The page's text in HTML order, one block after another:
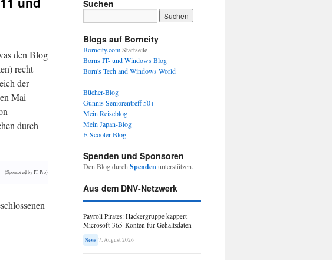
den Blog
recht
der
Mai
durch
(Sponsored by IT Pro)
Suchen
Blogs auf Borncity
Borncity.comStartseite
Borns IT- und Windows Blog
Born's Tech and Windows World
Bücher-Blog
Günnis Seniorentreff 50+
Mein Reiseblog
Mein Japan-Blog
E-Scooter-Blog
Spenden und Sponsoren
Den Blog durch Spendenunterstützen.
Aus dem DNV-Netzwerk
Payroll Pirates: Hackergruppe kappert
Microsoft-365-Konten für Gehaltsdaten
News 7. August 2026